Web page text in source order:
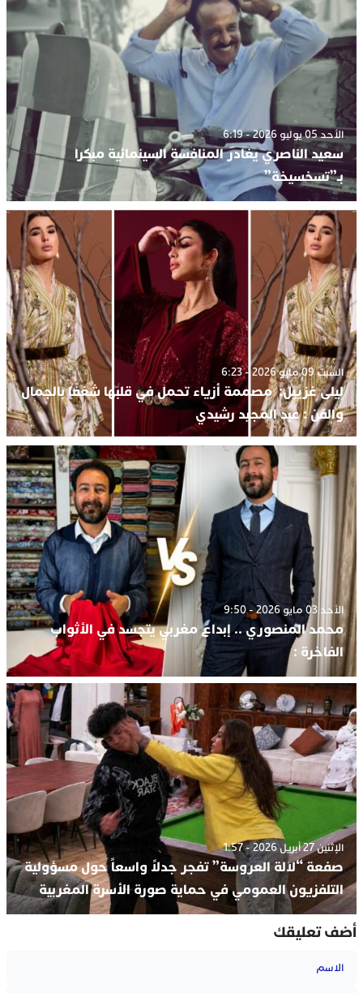
الأحد 05 يوليو 2026 - 6:19
سعيد الناصري يغادر المنافسة السينمائية مبكرا
بـ”تسخسيخة”
السبت 09 مايو 2026 - 6:23
ليلى غزييل: مصممة أزياء تحمل في قلبها شغفًا بالجمال
والفن : عبد المجيد رشيدي
الأحد 03 مايو 2026 - 9:50
محمد المنصوري .. إبداع مغربي يتجسد في الأثواب
الفاخرة :
الإثنين 27 أبريل 2026 - 1:57
صفعة “لالة العروسة” تفجر جدلاً واسعاً حول مسؤولية
التلفزيون العمومي في حماية صورة الأسرة المغربية
أضف تعليقك